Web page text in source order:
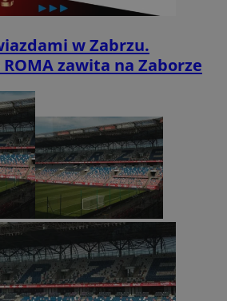
w Zabrzu.
zawita na Zaborze